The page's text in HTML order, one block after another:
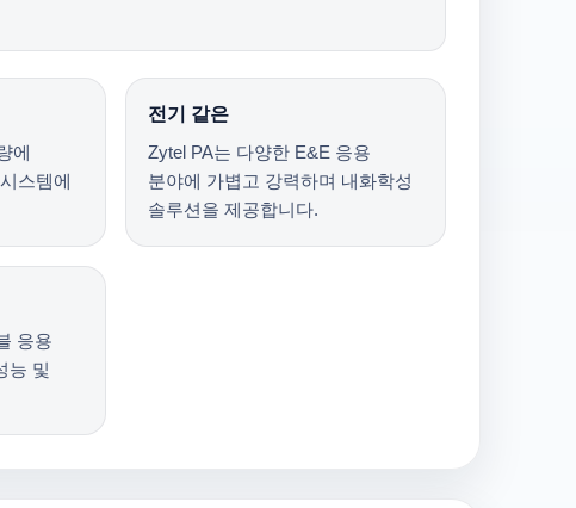
에
스템에
전기 같은
Zytel PA는 다양한 E&E 응용
분야에 가볍고 강력하며 내화학성
솔루션을 제공합니다.
응용
능 및